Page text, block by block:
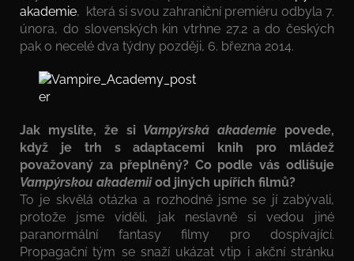
akademie, která si svou zahraniční premiéru odbyla 7.
února, do slovenských kin vtrhne 27.2 a do českých
pak o necelé dva týdny později, 6. března 2014.
Jak myslíte, že si Vampýrská akademie povede,
když je trh s adaptacemi knih pro mládež
považovaný za přeplněný? Co podle vás odlišuje
Vampýrskou akademiiod jiných upířích filmů?
To je skvělá otázka a rozhodně jsme se jí zabývali,
protože jsme viděli, jak neslavně si vedou jiné
paranormální fantasy filmy pro dospívající.
Propagační tým se snaží ukázat vtip i akční stránku